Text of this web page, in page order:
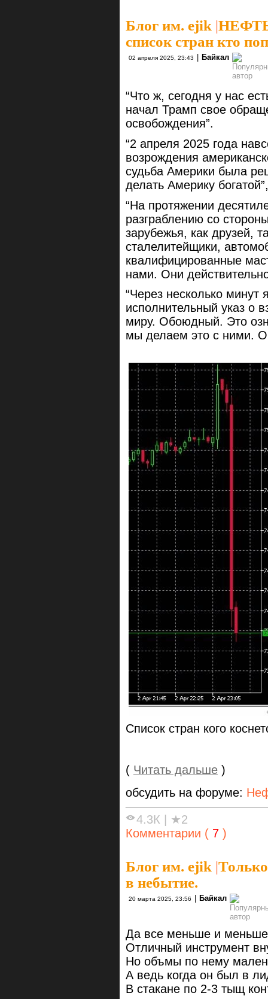
Блог им. ejik |
список стран кто
02 апреля 2025, 23:43 Байкал
“Что ж, сегодня у нас
начал Трамп свое
освобождения”.
“2 апреля 2025 года
возрождения
судьба Америки была
делать Америку
“На протяжении
разграблению со
зарубежья, как друзей,
сталелитейщики,
квалифицированные
нами. Они
“Через несколько минут
исполнительный указ о
миру. Обоюдный. Это
мы делаем это с ними.
Список стран кого
( Читать дальше )
обсудить на форуме:
4.3К
★2
Комментарии ( 7 )
Блог им. ejik |
в небытие.
20 марта 2025, 23:56 Байкал
Да все меньше и
Отличный инструмент
Но объмы по нему
А ведь когда он был в
В стакане по 2-3 тыщ